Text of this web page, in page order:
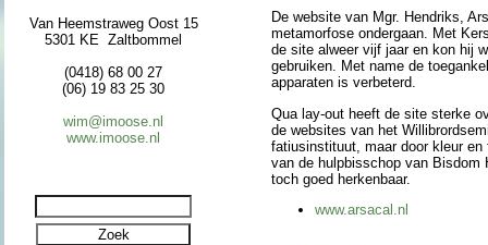
Van Heemstraweg Oost 15
5301 KE Zaltbommel
(0418) 68 00 27
(06) 19 83 25 30
wim@imoose.nl
www.imoose.nl
De web­si­te van Mgr. Hendriks,
metamorfose onder­gaan. Met
de site alweer vijf jaar en kon hij
gebruiken. Met name de
apparaten is verbeterd.
Qua lay-out heeft de site sterke
de web­si­tes van het
fa­tius­in­sti­tuut, maar door kleur en
van de hulp­bis­schop van Bisdom
toch goed herken­baar.
www.arsacal.nl